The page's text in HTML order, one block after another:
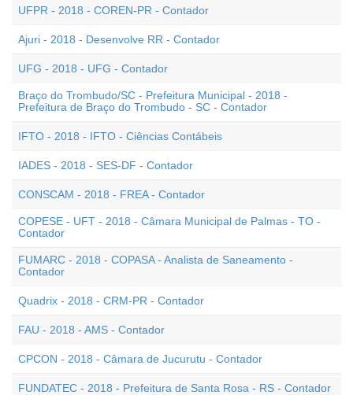
UFPR - 2018 - COREN-PR - Contador
Ajuri - 2018 - Desenvolve RR - Contador
UFG - 2018 - UFG - Contador
Braço do Trombudo/SC - Prefeitura Municipal - 2018 -
Prefeitura de Braço do Trombudo - SC - Contador
IFTO - 2018 - IFTO - Ciências Contábeis
IADES - 2018 - SES-DF - Contador
CONSCAM - 2018 - FREA - Contador
COPESE - UFT - 2018 - Câmara Municipal de Palmas - TO -
Contador
FUMARC - 2018 - COPASA - Analista de Saneamento -
Contador
Quadrix - 2018 - CRM-PR - Contador
FAU - 2018 - AMS - Contador
CPCON - 2018 - Câmara de Jucurutu - Contador
FUNDATEC - 2018 - Prefeitura de Santa Rosa - RS - Contador